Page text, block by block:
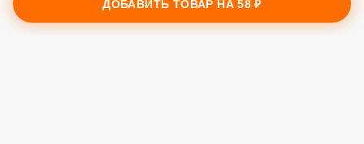
ДОБАВИТЬ ТОВАР НА58 ₽